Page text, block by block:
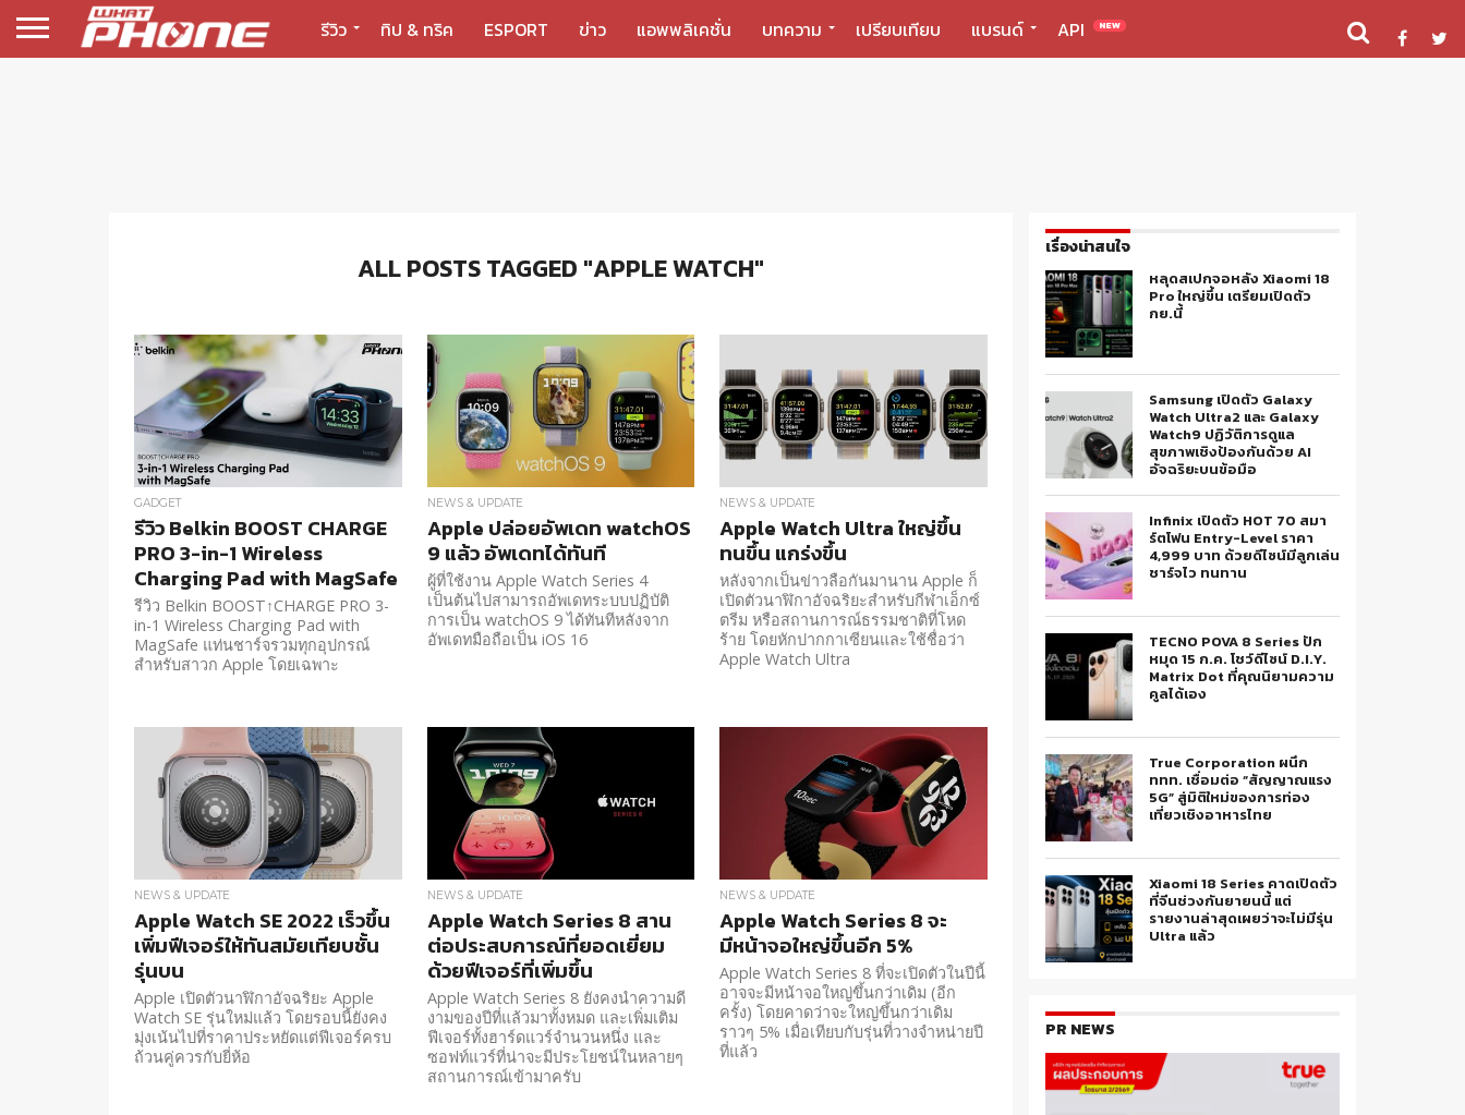
รีวิว ทิป & ทริค ESPORT ข่าว แอพพลิเคชั่น บทความ เปรียบเทียบ แบรนด์ API NEW
ALL POSTS TAGGED "APPLE WATCH"
GADGET
รีวิว Belkin BOOST CHARGE
PRO 3-in-1 Wireless
Charging Pad with MagSafe
รีวิว Belkin BOOST↑CHARGE PRO 3-
in-1 Wireless Charging Pad with
MagSafe แท่นชาร์จรวมทุกอุปกรณ์
สำหรับสาวก Apple โดยเฉพาะ
NEWS & UPDATE
Apple ปล่อยอัพเดท watchOS
9 แล้ว อัพเดทได้ทันที
ผู้ที่ใช้งาน Apple Watch Series 4
เป็นต้นไปสามารถอัพเดทระบบปฏิบัติ
การเป็น watchOS 9 ได้ทันทีหลังจาก
อัพเดทมือถือเป็น iOS 16
NEWS & UPDATE
Apple Watch Ultra ใหญ่ขึ้น
ทนขึ้น แกร่งขึ้น
หลังจากเป็นข่าวลือกันมานาน Apple ก็
เปิดตัวนาฬิกาอัจฉริยะสำหรับกีฬาเอ็กซ์
ตรีม หรือสถานการณ์ธรรมชาติที่โหด
ร้าย โดยหักปากกาเซียนและใช้ชื่อว่า
Apple Watch Ultra
NEWS & UPDATE
Apple Watch SE 2022 เร็วขึ้น
เพิ่มฟีเจอร์ให้ทันสมัยเทียบชั้น
รุ่นบน
Apple เปิดตัวนาฬิกาอัจฉริยะ Apple
Watch SE รุ่นใหม่แล้ว โดยรอบนี้ยังคง
มุ่งเน้นไปที่ราคาประหยัดแต่ฟีเจอร์ครบ
ถ้วนคู่ควรกับยี่ห้อ
NEWS & UPDATE
Apple Watch Series 8 สาน
ต่อประสบการณ์ที่ยอดเยี่ยม
ด้วยฟีเจอร์ที่เพิ่มขึ้น
Apple Watch Series 8 ยังคงนำความดี
งามของปีที่แล้วมาทั้งหมด และเพิ่มเติม
ฟีเจอร์ทั้งฮาร์ดแวร์จำนวนหนึ่ง และ
ซอฟท์แวร์ที่น่าจะมีประโยชน์ในหลายๆ
สถานการณ์เข้ามาครับ
NEWS & UPDATE
Apple Watch Series 8 จะ
มีหน้าจอใหญ่ขึ้นอีก 5%
Apple Watch Series 8 ที่จะเปิดตัวในปีนี้
อาจจะมีหน้าจอใหญ่ขึ้นกว่าเดิม (อีก
ครั้ง) โดยคาดว่าจะใหญ่ขึ้นกว่าเดิม
ราวๆ 5% เมื่อเทียบกับรุ่นที่วางจำหน่ายปี
ที่แล้ว
เรื่องน่าสนใจ
หลุดสเปกจอหลัง Xiaomi 18
Pro ใหญ่ขึ้น เตรียมเปิดตัว
กย.นี้
Samsung เปิดตัว Galaxy
Watch Ultra2 และ Galaxy
Watch9 ปฏิวัติการดูแล
สุขภาพเชิงป้องกันด้วย AI
อัจฉริยะบนข้อมือ
Infinix เปิดตัว HOT 70 สมา
ร์ตโฟน Entry-Level ราคา
4,999 บาท ด้วยดีไซน์มีลูกเล่น
ชาร์จไว ทนทาน
TECNO POVA 8 Series ปัก
หมุด 15 ก.ค. โชว์ดีไซน์ D.I.Y.
Matrix Dot ที่คุณนิยามความ
คูลได้เอง
True Corporation ผนึก
ททท. เชื่อมต่อ “สัญญาณแรง
5G” สู่มิติใหม่ของการท่อง
เที่ยวเชิงอาหารไทย
Xiaomi 18 Series คาดเปิดตัว
ที่จีนช่วงกันยายนนี้ แต่
รายงานล่าสุดเผยว่าจะไม่มีรุ่น
Ultra แล้ว
PR NEWS